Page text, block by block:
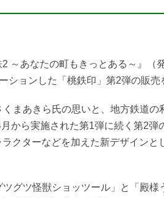
～あなたの町もきっとある～』（
ションした「桃鉄印」第2弾の販売
まあきら氏の思いと、地方鉄道の
から実施された第1弾に続く第2弾
クターなどを加えた新デザインと
グツ怪獣ショッツール」と「殿様